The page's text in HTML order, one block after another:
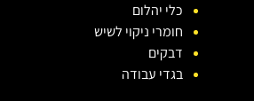
כלי יהלום
חומרי ניקוי לשיש
דבקים
בגדי עבודה